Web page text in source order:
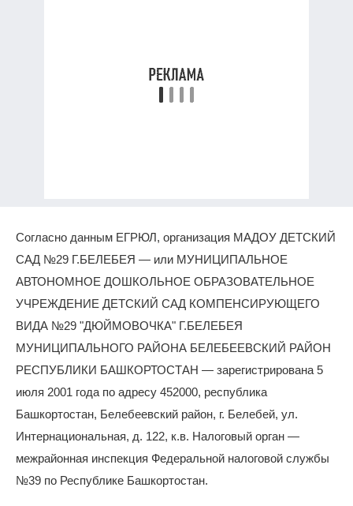
Согласно данным ЕГРЮЛ, организация МАДОУ ДЕТСКИЙ
САД №29 Г.БЕЛЕБЕЯ — или МУНИЦИПАЛЬНОЕ
АВТОНОМНОЕ ДОШКОЛЬНОЕ ОБРАЗОВАТЕЛЬНОЕ
УЧРЕЖДЕНИЕ ДЕТСКИЙ САД КОМПЕНСИРУЮЩЕГО
ВИДА №29 "ДЮЙМОВОЧКА" Г.БЕЛЕБЕЯ
МУНИЦИПАЛЬНОГО РАЙОНА БЕЛЕБЕЕВСКИЙ РАЙОН
РЕСПУБЛИКИ БАШКОРТОСТАН — зарегистрирована 5
июля 2001 года по адресу 452000, республика
Башкортостан, Белебеевский район, г. Белебей, ул.
Интернациональная, д. 122, к.в. Налоговый орган —
межрайонная инспекция Федеральной налоговой службы
№39 по Республике Башкортостан.